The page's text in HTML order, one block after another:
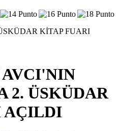
KİTAP FUARI
ÜSKÜDAR
AÇILDI